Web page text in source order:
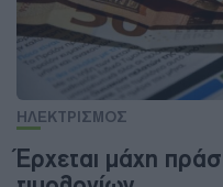
ΗΛΕΚΤΡΙΣΜΟΣ
Έρχεται μάχη